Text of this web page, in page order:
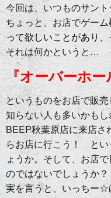
今回は、いつものサン
ちょっと、お店でゲー
って欲しいことがあり、
それは何かというと…
『オーバーホー
というものをお店で販
知らない人も多いかもし
BEEP秋葉原店に来店さ
らお店に行こう！ とい
ょうか。そして、お店
のではないでしょうか？
実を言うと、いっちー